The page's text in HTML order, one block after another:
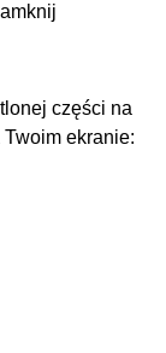
części na
ekranie: